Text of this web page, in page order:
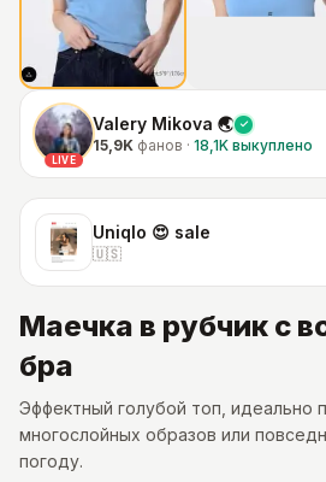
LIVE
Valery Mikova 🌏
15,9K фанов · 18,1K выкуплено
Uniqlo 😍 sale
🇺🇸
Маечка в рубчик с
бра
Эффектный голубой топ, идеально
многослойных образов или
погоду.